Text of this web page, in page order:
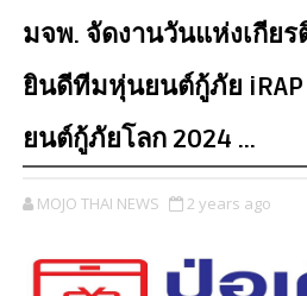
มจพ. จัดงานวันแห่งเกีย
ยินดีทีมหุ่นยนต์กู้ภัย
ยนต์กู้ภัยโลก 2024 ...
MOJO THAI NEWS 2 years ago